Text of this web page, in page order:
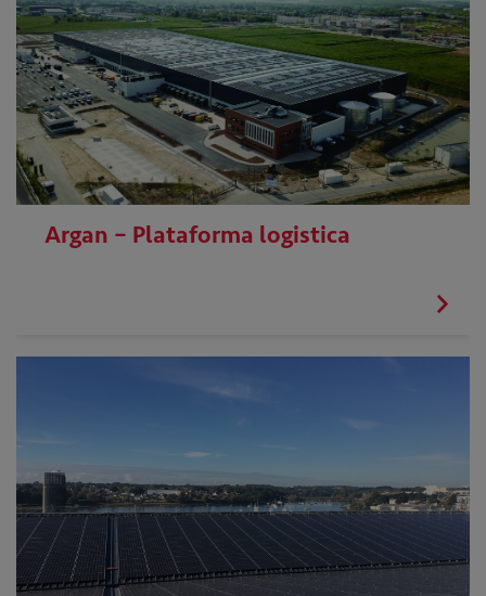
Argan – Plataforma logistica